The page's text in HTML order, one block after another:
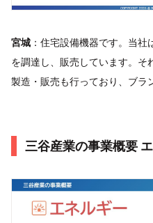
宮城 ：住宅設備機器です。当
を調達し、販売しています。そ
製造・販売も行っており、ブラ
三谷産業の事業概要